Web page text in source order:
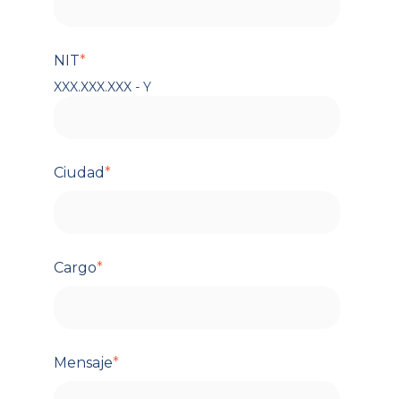
NIT*
XXX.XXX.XXX - Y
Ciudad*
Cargo*
Mensaje*